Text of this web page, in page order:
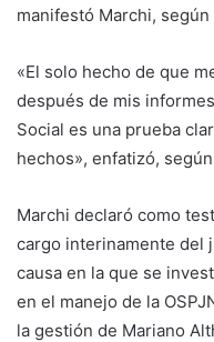
manifestó Marchi,
«El solo hecho de que
después de mis
Social es una prueba
hechos», enfatizó,
Marchi declaró como
cargo interinamente del
causa en la que se
en el manejo de la
la gestión de Mariano